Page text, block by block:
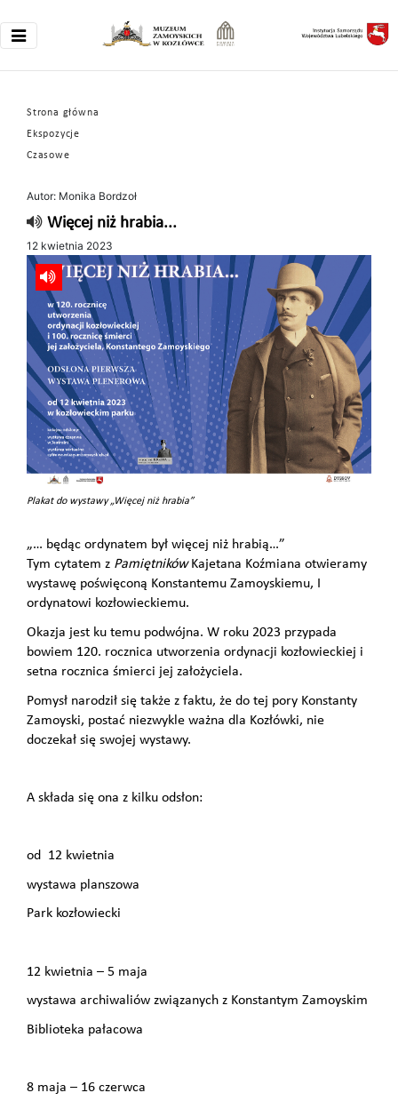
Strona główna
Ekspozycje
Czasowe
Autor: Monika Bordzoł
Więcej niż hrabia...
12 kwietnia 2023
Plakat do wystawy „Więcej niż hrabia”
„… będąc ordynatem był więcej niż hrabią…”
Tym cytatem z PamiętnikówKajetana Koźmiana otwieramy
wystawę poświęconą Konstantemu Zamoyskiemu, I
ordynatowi kozłowieckiemu.
Okazja jest ku temu podwójna. W roku 2023 przypada
bowiem 120. rocznica utworzenia ordynacji kozłowieckiej i
setna rocznica śmierci jej założyciela.
Pomysł narodził się także z faktu, że do tej pory Konstanty
Zamoyski, postać niezwykle ważna dla Kozłówki, nie
doczekał się swojej wystawy.
A składa się ona z kilku odsłon:
od 12 kwietnia
wystawa planszowa
Park kozłowiecki
12 kwietnia – 5 maja
wystawa archiwaliów związanych z Konstantym Zamoyskim
Biblioteka pałacowa
8 maja – 16 czerwca